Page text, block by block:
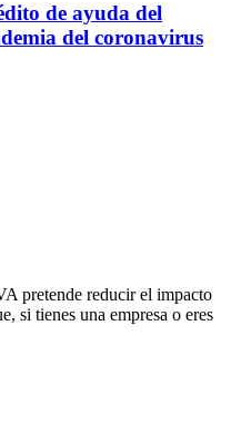
de ayuda del
del coronavirus
pretende reducir el impacto
si tienes una empresa o eres